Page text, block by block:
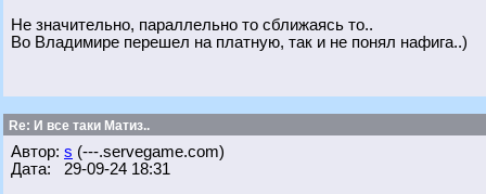
Не значительно, параллельно то сближаясь то..
Во Владимире перешел на платную, так и не понял нафига..)
Re: И все таки Матиз..
Автор: s (---.servegame.com)
Дата: 29-09-24 18:31